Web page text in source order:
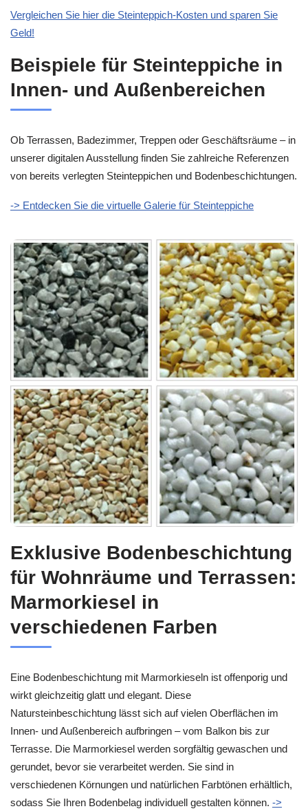
Vergleichen Sie hier die Steinteppich-Kosten und sparen Sie
Geld!
Beispiele für Steinteppiche in
Innen- und Außenbereichen
Ob Terrassen, Badezimmer, Treppen oder Geschäftsräume – in
unserer digitalen Ausstellung finden Sie zahlreiche Referenzen
von bereits verlegten Steinteppichen und Bodenbeschichtungen.
-> Entdecken Sie die virtuelle Galerie für Steinteppiche
Exklusive Bodenbeschichtung
für Wohnräume und Terrassen:
Marmorkiesel in
verschiedenen Farben
Eine Bodenbeschichtung mit Marmorkieseln ist offenporig und
wirkt gleichzeitig glatt und elegant. Diese
Natursteinbeschichtung lässt sich auf vielen Oberflächen im
Innen- und Außenbereich aufbringen – vom Balkon bis zur
Terrasse. Die Marmorkiesel werden sorgfältig gewaschen und
gerundet, bevor sie verarbeitet werden. Sie sind in
verschiedenen Körnungen und natürlichen Farbtönen erhältlich,
sodass Sie Ihren Bodenbelag individuell gestalten können. ->